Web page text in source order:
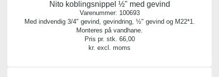
Nito koblingsnippel ½" med gevind
Varenummer: 100693
Med indvendig 3/4" gevind, gevindring, ½" gevind og M22*1.
Monteres på vandhane.
Pris pr. stk. 66,00
kr. excl. moms